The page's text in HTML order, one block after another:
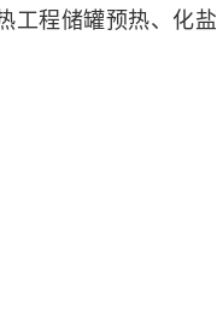
工程储罐预热、化盐